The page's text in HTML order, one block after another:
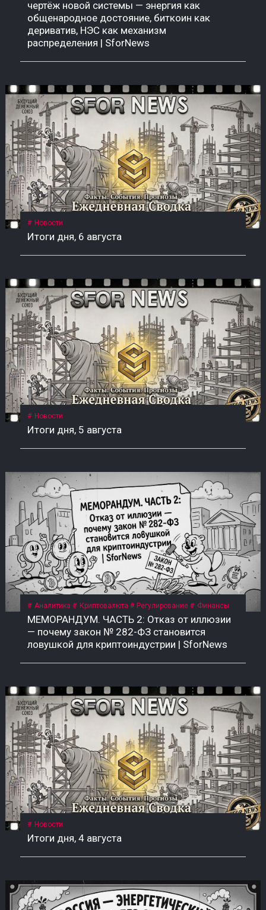
чертёж новой системы — энергия как
общенародное достояние, биткоин как
дериватив, НЭС как механизм
распределения | SforNews
Новости
Итоги дня, 6 августа
Новости
Итоги дня, 5 августа
Аналитика Криптовалюта Регулирование Финансы
МЕМОРАНДУМ. ЧАСТЬ 2: Отказ от иллюзии
— почему закон № 282-ФЗ становится
ловушкой для криптоиндустрии | SforNews
Новости
Итоги дня, 4 августа